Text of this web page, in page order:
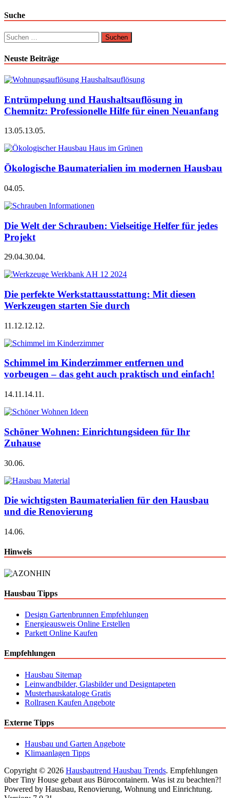
Suche
Suchen
nach:
Neuste Beiträge
Entrümpelung und Haushaltsauflösung in
Chemnitz: Professionelle Hilfe für einen Neuanfang
13.05.13.05.
Ökologische Baumaterialien im modernen Hausbau
04.05.
Die Welt der Schrauben: Vielseitige Helfer für jedes
Projekt
29.04.30.04.
Die perfekte Werkstattausstattung: Mit diesen
Werkzeugen starten Sie durch
11.12.12.12.
Schimmel im Kinderzimmer entfernen und
vorbeugen – das geht auch praktisch und einfach!
14.11.14.11.
Schöner Wohnen: Einrichtungsideen für Ihr
Zuhause
30.06.
Die wichtigsten Baumaterialien für den Hausbau
und die Renovierung
14.06.
Hinweis
Hausbau Tipps
Design Gartenbrunnen Empfehlungen
Energieausweis Online Erstellen
Parkett Online Kaufen
Empfehlungen
Hausbau Sitemap
Leinwandbilder, Glasbilder und Designtapeten
Musterhauskataloge Gratis
Rollrasen Kaufen Angebote
Externe Tipps
Hausbau und Garten Angebote
Klimaanlagen Tipps
Copyright © 2026 Hausbautrend Hausbau Trends. Empfehlungen
über Tiny House gebaut aus Bürocontainern. Was ist zu beachten?!
Powered by Hausbau, Renovierung, Wohnung und Einrichtung.